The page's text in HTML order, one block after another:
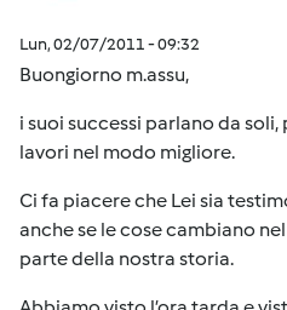
Lun, 02/07/2011 - 09:32
Buongiorno m.assu,
i suoi successi parlano da
lavori nel modo migliore.
Ci fa piacere che Lei sia
anche se le cose cambiano
parte della nostra storia.